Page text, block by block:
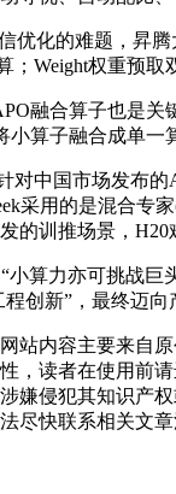
的难题，昇腾大
；Weight权重预
合算子也是关键
算子融合成单一
中国市场发布的AI
采用的是混合专
的训推场景，H20
算力亦可挑战巨
程创新”，最终迈向
内容主要来自原
，读者在使用前
嫌侵犯其知识产
尽快联系相关文